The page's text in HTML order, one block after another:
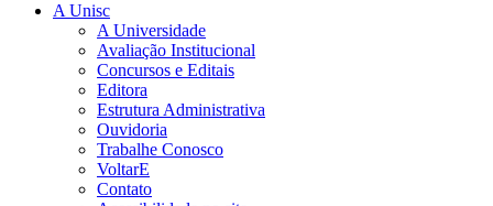
A Unisc
A Universidade
Avaliação Institucional
Concursos e Editais
Editora
Estrutura Administrativa
Ouvidoria
Trabalhe Conosco
VoltarE
Contato